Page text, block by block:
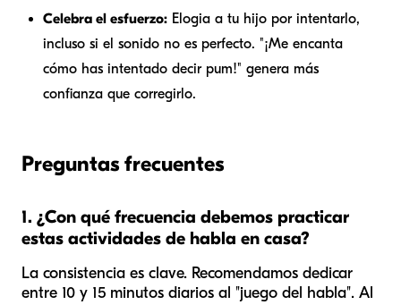
Celebra el esfuerzo: Elogia a tu hijo por intentarlo,
incluso si el sonido no es perfecto. "¡Me encanta
cómo has intentado decir pum!" genera más
confianza que corregirlo.
Preguntas frecuentes
1. ¿Con qué frecuencia debemos practicar
estas actividades de habla en casa?
La consistencia es clave. Recomendamos dedicar
entre 10 y 15 minutos diarios al "juego del habla". Al